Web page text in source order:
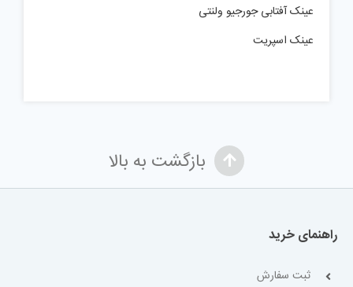
عینک آفتابی جورجیو ولنتی
عینک اسپریت
بازگشت به بالا
راهنمای خرید
ثبت سفارش